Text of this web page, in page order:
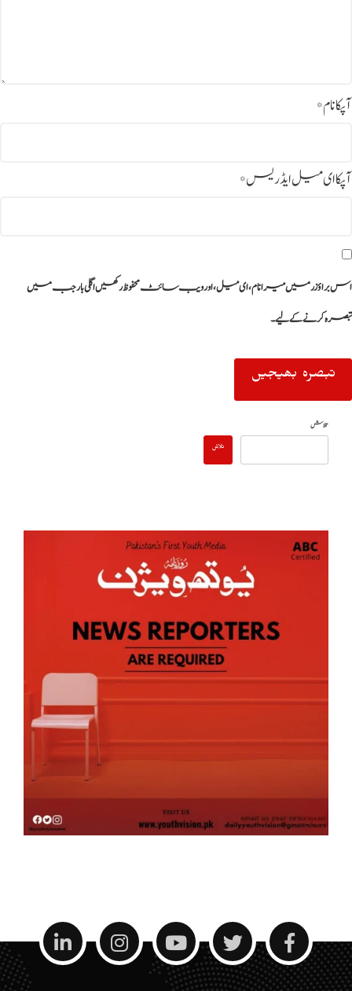
آپکا نام*
آپکا ای میل ایڈریس*
اس براؤزر میں میرا نام، ای میل، اور ویب سائٹ محفوظ رکھیں اگلی بار جب میں
تبصرہ کرنے کےلیے۔
تلاش
تلاش